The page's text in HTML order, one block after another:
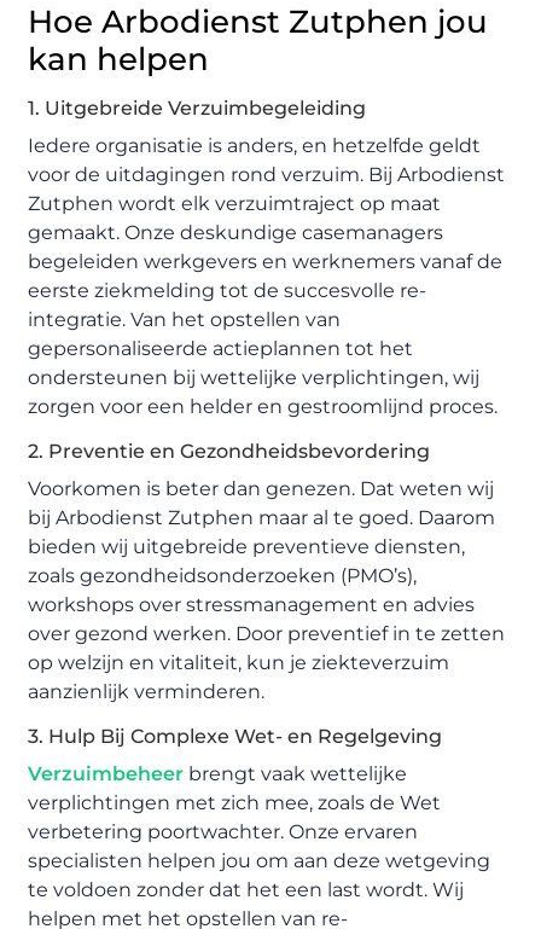
Hoe Arbodienst Zutphen jou
kan helpen
1. Uitgebreide Verzuimbegeleiding
Iedere organisatie is anders, en hetzelfde geldt
voor de uitdagingen rond verzuim. Bij Arbodienst
Zutphen wordt elk verzuimtraject op maat
gemaakt. Onze deskundige casemanagers
begeleiden werkgevers en werknemers vanaf de
eerste ziekmelding tot de succesvolle re-
integratie. Van het opstellen van
gepersonaliseerde actieplannen tot het
ondersteunen bij wettelijke verplichtingen, wij
zorgen voor een helder en gestroomlijnd proces.
2. Preventie en Gezondheidsbevordering
Voorkomen is beter dan genezen. Dat weten wij
bij Arbodienst Zutphen maar al te goed. Daarom
bieden wij uitgebreide preventieve diensten,
zoals gezondheidsonderzoeken (PMO’s),
workshops over stressmanagement en advies
over gezond werken. Door preventief in te zetten
op welzijn en vitaliteit, kun je ziekteverzuim
aanzienlijk verminderen.
3. Hulp Bij Complexe Wet- en Regelgeving
Verzuimbeheer brengt vaak wettelijke
verplichtingen met zich mee, zoals de Wet
verbetering poortwachter. Onze ervaren
specialisten helpen jou om aan deze wetgeving
te voldoen zonder dat het een last wordt. Wij
helpen met het opstellen van re-